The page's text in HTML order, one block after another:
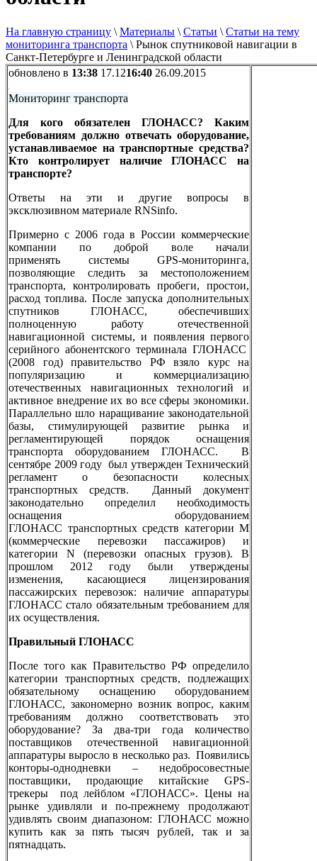
На главную страницу \ Материалы \ Статьи \ Статьи на тему
мониторинга транспорта \ Рынок спутниковой навигации в
Санкт-Петербурге и Ленинградской области
обновлено в 13:38 17.1216:40 26.09.2015
Мониторинг транспорта
Для кого обязателен ГЛОНАСС? Каким
требованиям должно отвечать оборудование,
устанавливаемое на транспортные средства?
Кто контролирует наличие ГЛОНАСС на
транспорте?
Ответы на эти и другие вопросы в
эксклюзивном материале RNSinfo.
Примерно с 2006 года в России коммерческие
компании по доброй воле начали
применять системы GPS-мониторинга,
позволяющие следить за местоположением
транспорта, контролировать пробеги, простои,
расход топлива. После запуска дополнительных
спутников ГЛОНАСС, обеспечивших
полноценную работу отечественной
навигационной системы, и появления первого
серийного абонентского терминала ГЛОНАСС
(2008 год) правительство РФ взяло курс на
популяризацию и коммерциализацию
отечественных навигационных технологий и
активное внедрение их во все сферы экономики.
Параллельно шло наращивание законодательной
базы, стимулирующей развитие рынка и
регламентирующей порядок оснащения
транспорта оборудованием ГЛОНАСС. В
сентябре 2009 году был утвержден Технический
регламент о безопасности колесных
транспортных средств. Данный документ
законодательно определил необходимость
оснащения оборудованием
ГЛОНАСС транспортных средств категории М
(коммерческие перевозки пассажиров) и
категории N (перевозки опасных грузов). В
прошлом 2012 году были утверждены
изменения, касающиеся лицензирования
пассажирских перевозок: наличие аппаратуры
ГЛОНАСС стало обязательным требованием для
их осуществления.
Правильный ГЛОНАСС
После того как Правительство РФ определило
категории транспортных средств, подлежащих
обязательному оснащению оборудованием
ГЛОНАСС, закономерно возник вопрос, каким
требованиям должно соответствовать это
оборудование? За два-три года количество
поставщиков отечественной навигационной
аппаратуры выросло в несколько раз. Появились
конторы-однодневки – недобросовестные
поставщики, продающие китайские GPS-
трекеры под лейблом «ГЛОНАСС». Цены на
рынке удивляли и по-прежнему продолжают
удивлять своим диапазоном: ГЛОНАСС можно
купить как за пять тысяч рублей, так и за
пятнадцать.